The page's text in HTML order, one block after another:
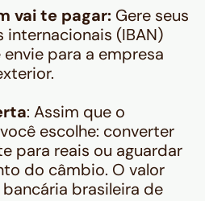
vai te pagar: Gere seus
(IBAN)
para a empresa
: Assim que o
escolhe: converter
para reais ou aguardar
do câmbio. O valor
brasileira de